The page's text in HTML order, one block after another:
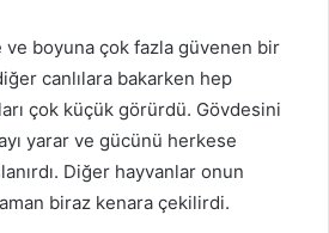
ve boyuna çok fazla güvenen bir
canlılara bakarken hep
çok küçük görürdü. Gövdesini
yarar ve gücünü herkese
Diğer hayvanlar onun
biraz kenara çekilirdi.